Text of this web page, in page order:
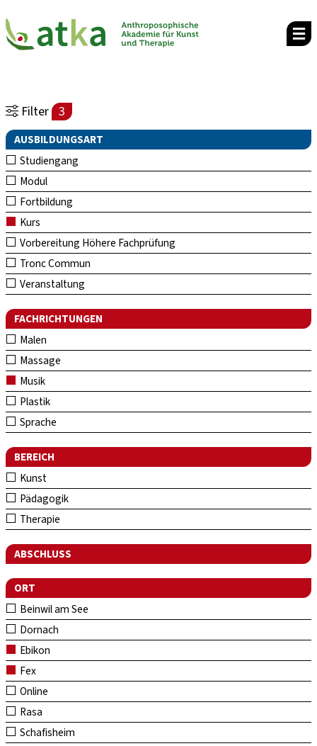
Filter 3
AUSBILDUNGSART
Studiengang
Modul
Fortbildung
Kurs
Vorbereitung Höhere Fachprüfung
Tronc Commun
Veranstaltung
FACHRICHTUNGEN
Malen
Massage
Musik
Plastik
Sprache
BEREICH
Kunst
Pädagogik
Therapie
ABSCHLUSS
ORT
Beinwil am See
Dornach
Ebikon
Fex
Online
Rasa
Schafisheim